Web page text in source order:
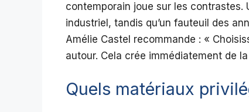
contemporain joue sur les contrastes.
industriel, tandis qu’un fauteuil des
Amélie Castel recommande : «
autour. Cela crée immédiatement de
Quels matériaux